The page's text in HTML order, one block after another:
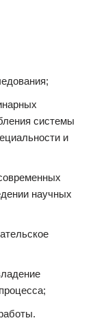
системы
и
научных